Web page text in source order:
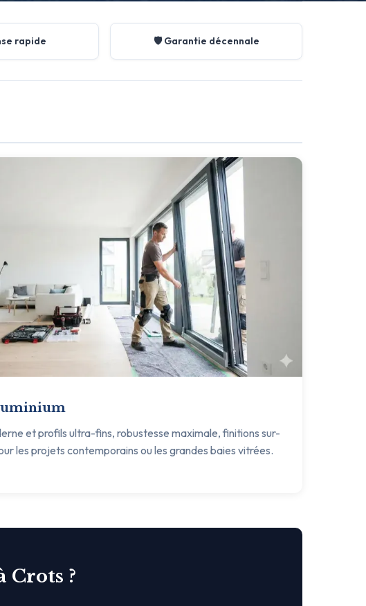
rapide 🛡️ Garantie décennale
et profils ultra-fins, robustesse maximale, finitions sur-
les projets contemporains ou les grandes baies vitrées.
Crots ?